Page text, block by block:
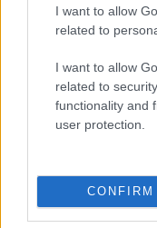
I want to allow
related to
I want to allow
related to
functionality and
user protection.
CONFIRM